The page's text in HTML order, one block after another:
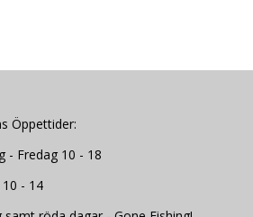
Öppettider:
- Fredag 10 - 18
- 14